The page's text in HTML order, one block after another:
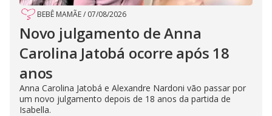
BEBÊ MAMÃE/ 07/08/2026
Novo julgamento de Anna
Carolina Jatobá ocorre após 18
anos
Anna Carolina Jatobá e Alexandre Nardoni vão passar por
um novo julgamento depois de 18 anos da partida de
Isabella.